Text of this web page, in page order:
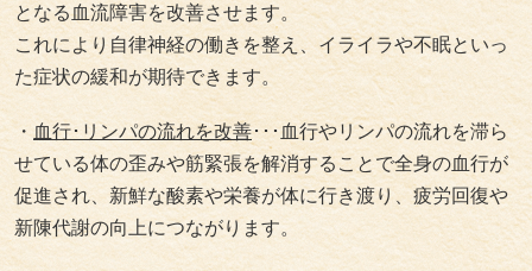
となる血流障害を改善させます。
これにより自律神経の働きを整え、イライラや不眠といっ
た症状の緩和が期待できます。
・ 血行･リンパの流れを改善･･･血行やリンパの流れを滞ら
せている体の歪みや筋緊張を解消することで全身の血行が
促進され、新鮮な酸素や栄養が体に行き渡り、疲労回復や
新陳代謝の向上につながります。